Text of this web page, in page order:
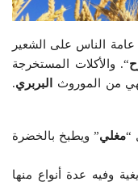
عامة الناس على الشعير
“. والأكلات المستخرجة
من الموروث
البربري.
“مغلي” ويطبخ بالخضرة
وفيه عدة أنواع منها